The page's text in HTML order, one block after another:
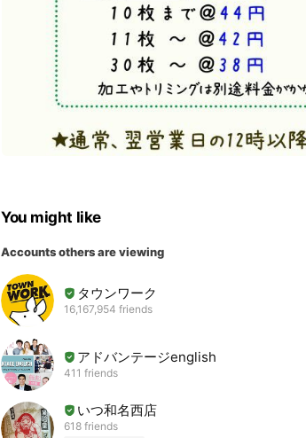
You might like
Accounts others are viewing
タウンワーク
16,167,954 friends
アドバンテージenglish
411 friends
いつ和名西店
618 friends